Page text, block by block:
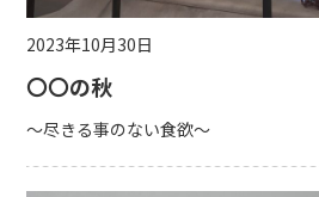
2023年10月30日
〇〇の秋
～尽きる事のない食欲～